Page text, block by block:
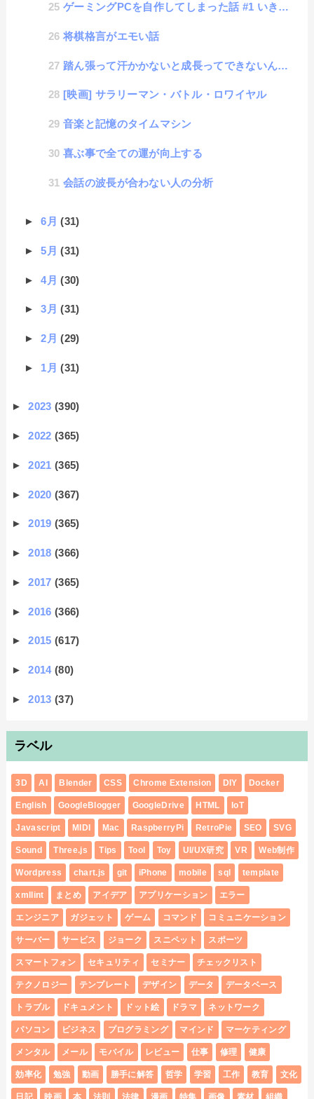
ゲーミングPCを自作してしまった話 #1 いきさつ編
将棋格言がエモい話
踏ん張って汗かかないと成長ってできないんだよね
[映画] サラリーマン・バトル・ロワイヤル
音楽と記憶のタイムマシン
喜ぶ事で全ての運が向上する
会話の波長が合わない人の分析
►6月(31)
►5月(31)
►4月(30)
►3月(31)
►2月(29)
► 1月(31)
►2023(390)
►2022(365)
►2021(365)
►2020(367)
►2019(365)
►2018(366)
►2017(365)
►2016(366)
►2015(617)
►2014(80)
►2013(37)
ラベル
3D AI Blender CSS Chrome Extension DIY Docker
English GoogleBlogger GoogleDrive HTML IoT
Javascript MIDI Mac RaspberryPi RetroPie SEO SVG
Sound Three.js Tips Tool Toy UI/UX研究 VR Web制作
Wordpress chart.js git iPhone mobile sql template
xmllint まとめ アイデア アプリケーション エラー
エンジニア ガジェット ゲーム コマンド コミュニケーション
サーバー サービス ジョーク スニペット スポーツ
スマートフォン セキュリティ セミナー チェックリスト
テクノロジー テンプレート デザイン データ データベース
トラブル ドキュメント ドット絵 ドラマ ネットワーク
パソコン ビジネス プログラミング マインド マーケティング
メンタル メール モバイル レビュー 仕事 修理 健康
効率化 勉強 動画 勝手に解答 哲学 学習 工作 教育 文化
日記 映画 本 法則 法律 漫画 特集 画像 素材 組織